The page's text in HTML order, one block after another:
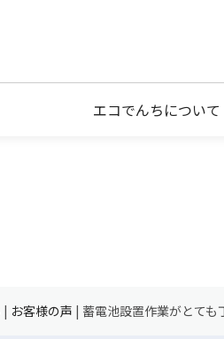
エコでんちについて
| お客様の声 | 蓄電池設置作業がとても